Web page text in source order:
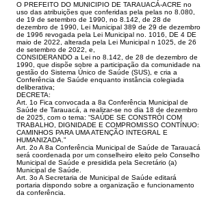
O PREFEITO DO MUNICIPIO DE TARAUACÁ-ACRE no
uso das atribuições que conferidas pela pelas no 8.080,
de 19 de setembro de 1990, no 8.142, de 28 de
dezembro de 1990, Lei Municipal 389 de 29 de dezembro
de 1996 revogada pela Lei Municipal no. 1016, DE 4 DE
maio de 2022, alterada pela Lei Municipal n 1025, de 26
de setembro de 2022, e,
CONSIDERANDO a Lei no 8.142, de 28 de dezembro de
1990, que dispõe sobre a participação da comunidade na
gestão do Sistema Único de Saúde (SUS), e cria a
Conferência de Saúde enquanto instância colegiada
deliberativa;
DECRETA:
Art. 1o Fica convocada a 8a Conferência Municipal de
Saúde de Tarauacá, a realizar-se no dia 18 de dezembro
de 2025, com o tema: “SAÚDE SE CONSTRÓI COM
TRABALHO, DIGNIDADE E COMPROMISSO CONTÍNUO:
CAMINHOS PARA UMA ATENÇÃO INTEGRAL E
HUMANIZADA.”
Art. 2o A 8a Conferência Municipal de Saúde de Tarauacá
será coordenada por um conselheiro eleito pelo Conselho
Municipal de Saúde e presidida pela Secretário (a)
Municipal de Saúde.
Art. 3o A Secretaria de Municipal de Saúde editará
portaria dispondo sobre a organização e funcionamento
da conferência.